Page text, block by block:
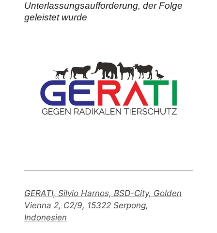
Unterlassungsaufforderung, der Folge
geleistet wurde
GERATI, Silvio Harnos, BSD-City, Golden
Vienna 2, C2/9, 15322 Serpong,
Indonesien